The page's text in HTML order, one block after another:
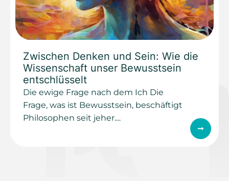
Zwischen Denken und Sein: Wie die
Wissenschaft unser Bewusstsein
entschlüsselt
Die ewige Frage nach dem Ich Die
Frage, was ist Bewusstsein, beschäftigt
Philosophen seit jeher....